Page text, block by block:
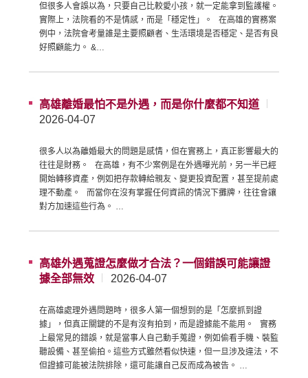
但很多人會誤以為，只要自己比較愛小孩，就一定能拿到監護權。
實際上，法院看的不是情感，而是「穩定性」。 在高雄的實務案
例中，法院會考量誰是主要照顧者、生活環境是否穩定、是否有良
好照顧能力。 &…
高雄離婚最怕不是外遇，而是你什麼都不知道
2026-04-07
很多人以為離婚最大的問題是感情，但在實務上，真正影響最大的
往往是財務。 在高雄，有不少案例是在外遇曝光前，另一半已經
開始轉移資產，例如把存款轉給親友、變更投資配置，甚至提前處
理不動產。 而當你在沒有掌握任何資訊的情況下攤牌，往往會讓
對方加速這些行為。 …
高雄外遇蒐證怎麼做才合法？一個錯誤可能讓證
據全部無效
2026-04-07
在高雄處理外遇問題時，很多人第一個想到的是「怎麼抓到證
據」，但真正關鍵的不是有沒有拍到，而是證據能不能用。 實務
上最常見的錯誤，就是當事人自己動手蒐證，例如偷看手機、裝監
聽設備、甚至偷拍。這些方式雖然看似快速，但一旦涉及違法，不
但證據可能被法院排除，還可能讓自己反而成為被告。 …